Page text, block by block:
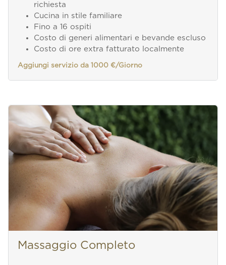
richiesta
Cucina in stile familiare
Fino a 16 ospiti
Costo di generi alimentari e bevande escluso
Costo di ore extra fatturato localmente
Aggiungi servizio da 1000 €/Giorno
Massaggio Completo